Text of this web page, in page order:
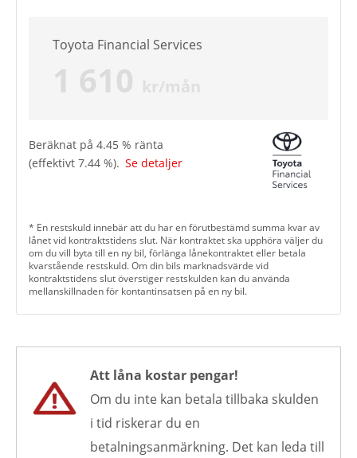
Toyota Financial Services
1 610
Beräknat på 4.45 % ränta
(effektivt 7.44 %). Se detaljer
* En restskuld innebär att du har en förutbestämd summa kvar av
lånet vid kontraktstidens slut. När kontraktet ska upphöra väljer du
om du vill byta till en ny bil, förlänga lånekontraktet eller betala
kvarstående restskuld. Om din bils marknadsvärde vid
kontraktstidens slut överstiger restskulden kan du använda
mellanskillnaden för kontantinsatsen på en ny bil.
Att låna kostar pengar!
Om du inte kan betala tillbaka skulden
i tid riskerar du en
betalningsanmärkning. Det kan leda till